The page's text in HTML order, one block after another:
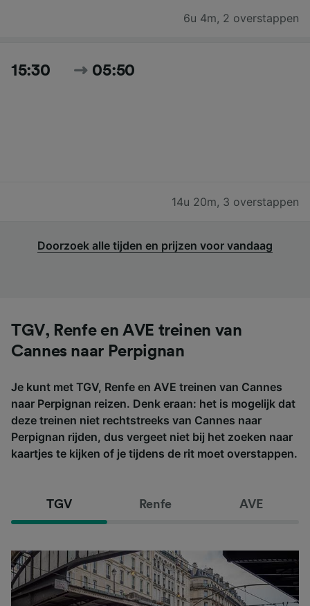
6u 4m, 2 overstappen
15:30 05:50
14u 20m, 3 overstappen
Doorzoek alle tijden en prijzen voor vandaag
TGV, Renfe en AVE treinen van
Cannes naar Perpignan
Je kunt met TGV, Renfe en AVE treinen van Cannes
naar Perpignan reizen. Denk eraan: het is mogelijk dat
deze treinen niet rechtstreeks van Cannes naar
Perpignan rijden, dus vergeet niet bij het zoeken naar
kaartjes te kijken of je tijdens de rit moet overstappen.
TGV Renfe AVE